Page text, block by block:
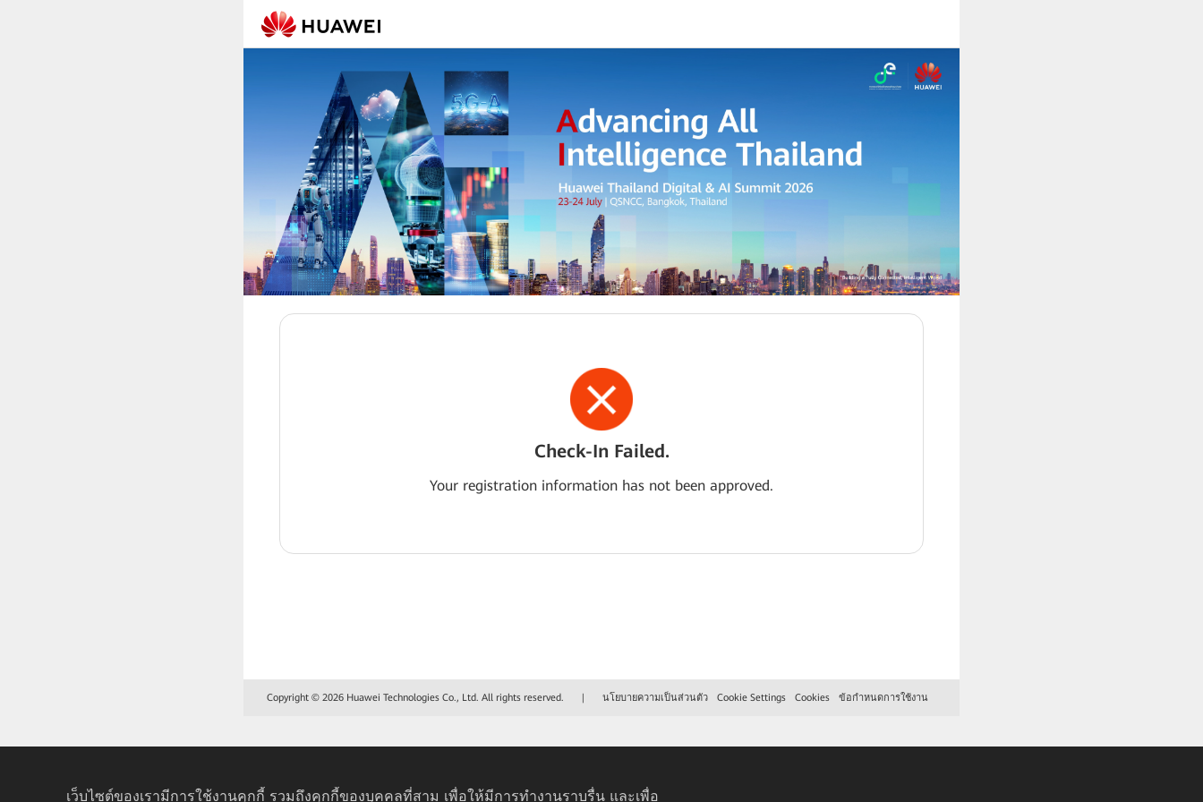
Check-In Failed.
Your registration information has not been approved.
Copyright © 2026 Huawei Technologies Co., Ltd. All rights reserved. | นโยบายความเป็นส่วนตัว Cookie Settings Cookies ข้อกำหนดการใช้งาน
เว็บไซต์ของเรามีการใช้งานคุกกี้ รวมถึงคุกกี้ของบุคคลที่สาม เพื่อให้มีการทำงานราบรื่น และเพื่อ